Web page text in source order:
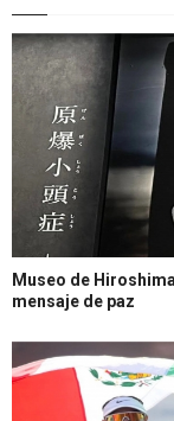
Museo de
mensaje de paz